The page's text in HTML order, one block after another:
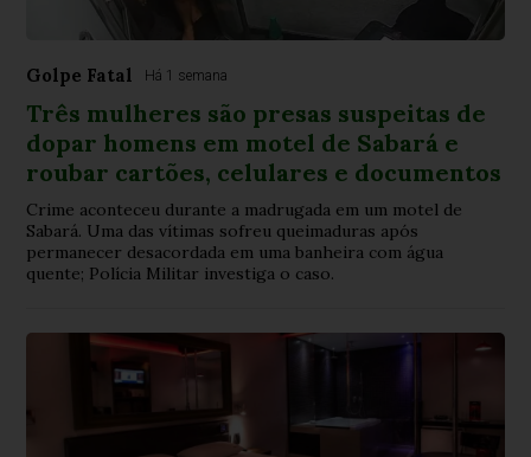
Golpe Fatal Há 1 semana
Três mulheres são presas suspeitas de
dopar homens em motel de Sabará e
roubar cartões, celulares e documentos
Crime aconteceu durante a madrugada em um motel de
Sabará. Uma das vítimas sofreu queimaduras após
permanecer desacordada em uma banheira com água
quente; Polícia Militar investiga o caso.